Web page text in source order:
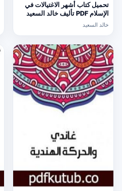
تحميل كتاب أشهر الاغتيالات في
الإسلام PDF تأليف خالد السعيد
مجانا [كامل]
خالد السعيد